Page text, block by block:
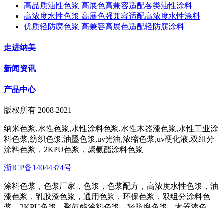
高品质油性色浆 高展色高兼容适配各类油性涂料
高浓度水性色浆 高展色强兼容适配高浓度水性涂料
优质轻防腐色浆 高兼容高展色适配轻防腐涂料
走进纳美
新闻资讯
产品中心
版权所有 2008-2021
纳米色浆,水性色浆,水性涂料色浆,水性木器漆色浆,水性工业涂
料色浆,纺织色浆,油墨色浆,uv光油,浓缩色浆,uv硬化液,双组分
涂料色浆，2KPU色浆，聚氨酯涂料色浆
浙ICP备14044374号
涂料色浆，色浆厂家，色浆，色浆配方，高浓度水性色浆，油
漆色浆，乳胶漆色浆，通用色浆，环保色浆，双组分涂料色